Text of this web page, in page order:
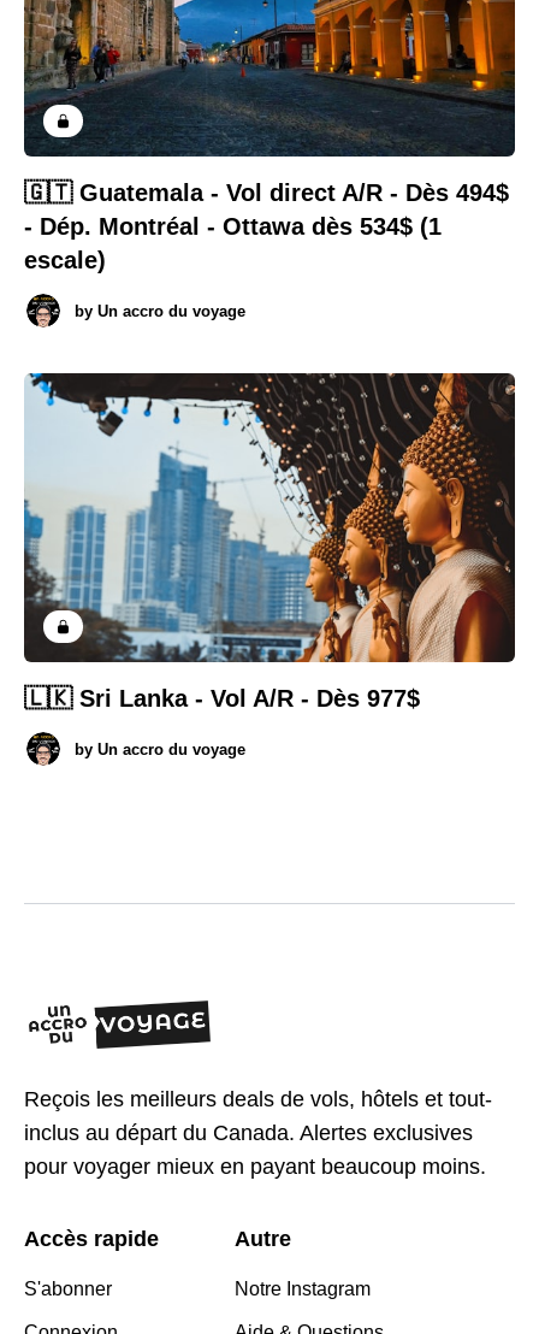
🇬🇹 Guatemala - Vol direct A/R - Dès 494$
- Dép. Montréal - Ottawa dès 534$ (1
escale)
by Un accro du voyage
🇱🇰 Sri Lanka - Vol A/R - Dès 977$
by Un accro du voyage
Reçois les meilleurs deals de vols, hôtels et tout-
inclus au départ du Canada. Alertes exclusives
pour voyager mieux en payant beaucoup moins.
Accès rapide
S'abonner
Autre
Notre Instagram